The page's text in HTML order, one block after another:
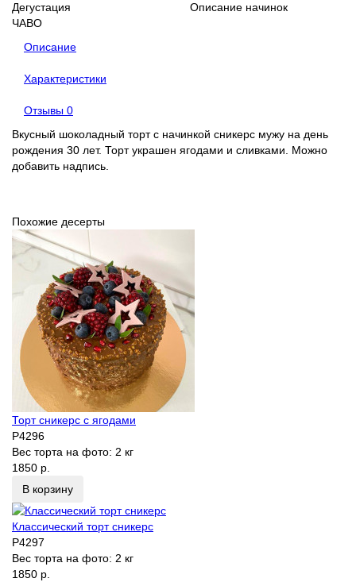
Дегустация
Описание начинок
ЧАВО
Описание
Характеристики
Отзывы 0
Вкусный шоколадный торт с начинкой сникерс мужу на день
рождения 30 лет. Торт украшен ягодами и сливками. Можно
добавить надпись.
Похожие десерты
Торт сникерс с ягодами
P4296
Вес торта на фото: 2 кг
1850 р.
В корзину
Классический торт сникерс
P4297
Вес торта на фото: 2 кг
1850 р.